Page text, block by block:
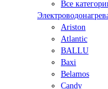
Все
Ariston
Atlantic
BALLU
Baxi
Belamos
Candy